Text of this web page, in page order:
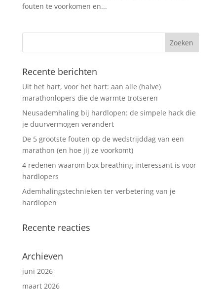
fouten te voorkomen en...
Recente berichten
Uit het hart, voor het hart: aan alle (halve)
marathonlopers die de warmte trotseren
Neusademhaling bij hardlopen: de simpele hack die
je duurvermogen verandert
De 5 grootste fouten op de wedstrijddag van een
marathon (en hoe jij ze voorkomt)
4 redenen waarom box breathing interessant is voor
hardlopers
Ademhalingstechnieken ter verbetering van je
hardlopen
Recente reacties
Archieven
juni 2026
maart 2026